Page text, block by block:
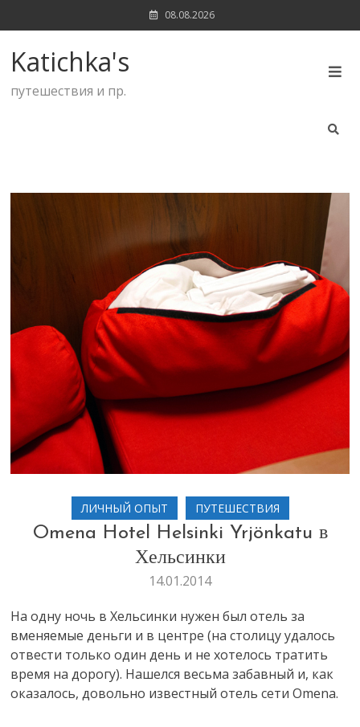
to
08.08.2026
Katichka's
путешествия и пр.
ЛИЧНЫЙ ОПЫТ ПУТЕШЕСТВИЯ
Omena Hotel Helsinki Yrjönkatu в
Хельсинки
14.01.2014
На одну ночь в Хельсинки нужен был отель за
вменяемые деньги и в центре (на столицу удалось
отвести только один день и не хотелось тратить
время на дорогу). Нашелся весьма забавный и, как
оказалось, довольно известный отель сети Omena.